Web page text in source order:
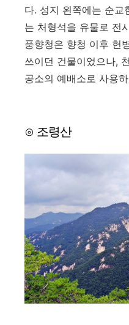
다. 성지 왼쪽에는 순교
는 처형석을 유물로 전
풍향청은 향청 이후 헌
쓰이던 건물이었으나,
공소의 예배소로 사용
⊙ 조령산